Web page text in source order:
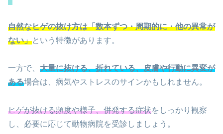
自然なヒゲの抜け方は「数本ずつ・周期的に・他の異常が
ない」という特徴があります。
一方で、 大量に抜ける、折れている、皮膚や行動に異変が
ある場合は、病気やストレスのサインかもしれません。
ヒゲが抜ける頻度や様子、併発する症状をしっかり観察
し、必要に応じて動物病院を受診しましょう。